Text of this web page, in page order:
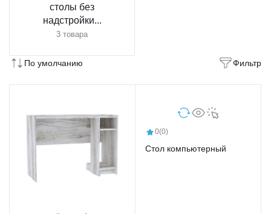
столы без
надстройки...
3 товара
По умолчанию Фильтр
0(0)
Стол компьютерный